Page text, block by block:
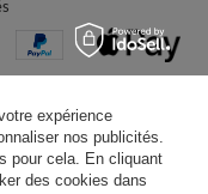
expérience
nos publicités.
pour cela. En cliquant
des cookies dans